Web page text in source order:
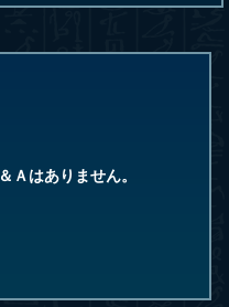
Ａはありません。